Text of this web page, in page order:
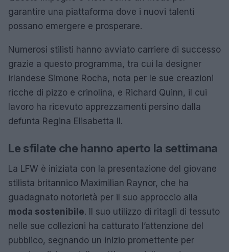
garantire una piattaforma dove i nuovi talenti
possano emergere e prosperare.
Numerosi stilisti hanno avviato carriere di successo
grazie a questo programma, tra cui la designer
irlandese Simone Rocha, nota per le sue creazioni
ricche di pizzo e crinolina, e Richard Quinn, il cui
lavoro ha ricevuto apprezzamenti persino dalla
defunta Regina Elisabetta II.
Le sfilate che hanno aperto la settimana
La LFW è iniziata con la presentazione del giovane
stilista britannico Maximilian Raynor, che ha
guadagnato notorietà per il suo approccio alla
moda sostenibile. Il suo utilizzo di ritagli di tessuto
nelle sue collezioni ha catturato l’attenzione del
pubblico, segnando un inizio promettente per